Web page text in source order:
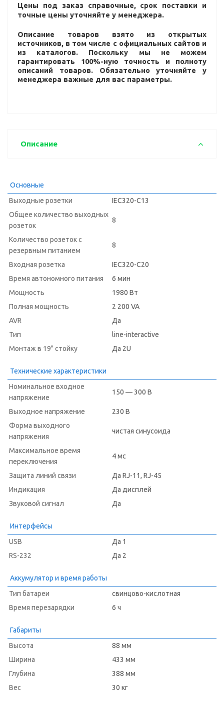
Цены под заказ справочные, срок поставки и
точные цены уточняйте у менеджера.
Описание товаров взято из открытых
источников, в том числе с официальных сайтов и
из каталогов. Поскольку мы не можем
гарантировать 100%-ную точность и полноту
описаний товаров. Обязательно уточняйте у
менеджера важные для вас параметры.
Описание
Основные
Выходные розетки
IEC320-C13
Общее количество выходных
розеток
8
Количество розеток с
резервным питанием
8
Входная розетка
IEC320-C20
Время автономного питания
6 мин
Мощность
1980 Вт
Полная мощность
2 200 VA
AVR
Да
Тип
line-interactive
Монтаж в 19" стойку
Да 2U
Технические характеристики
Номинальное входное
напряжение
150 — 300 В
Выходное напряжение
230 В
Форма выходного
напряжения
чистая синусоида
Максимальное время
переключения
4 мс
Защита линий связи
Да RJ-11, RJ-45
Индикация
Да дисплей
Звуковой сигнал
Да
Интерфейсы
USB
Да 1
RS-232
Да 2
Аккумулятор и время работы
Тип батареи
свинцово-кислотная
Время перезарядки
6 ч
Габариты
Высота
88 мм
Ширина
433 мм
Глубина
388 мм
Вес
30 кг